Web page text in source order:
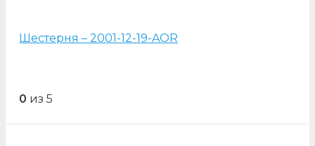
Шестерня – 2001-12-19-AOR
0 из 5